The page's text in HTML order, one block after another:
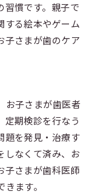
習慣です。親子で
する絵本やゲーム
子さまが歯のケア
お子さまが歯医者
定期検診を行なう
題を発見・治療す
しなくて済み、お
子さまが歯科医師
ます。